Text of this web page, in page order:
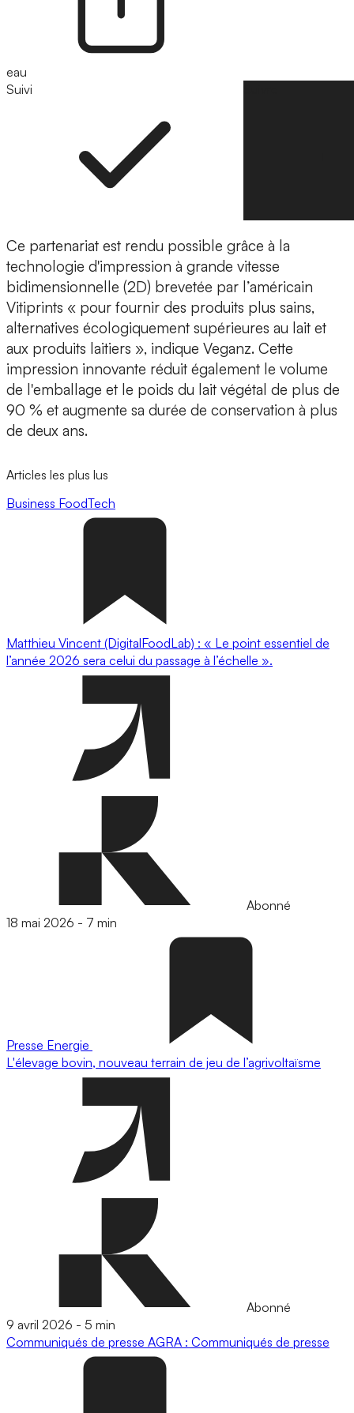
eau
Suivi
Ce partenariat est rendu possible grâce à la
technologie d'impression à grande vitesse
bidimensionnelle (2D) brevetée par l’américain
Vitiprints « pour fournir des produits plus sains,
alternatives écologiquement supérieures au lait et
aux produits laitiers », indique Veganz. Cette
impression innovante réduit également le volume
de l'emballage et le poids du lait végétal de plus de
90 % et augmente sa durée de conservation à plus
de deux ans.
Articles les plus lus
Business FoodTech
Matthieu Vincent (DigitalFoodLab) : « Le point essentiel de
l’année 2026 sera celui du passage à l’échelle ».
Abonné
18 mai 2026 - 7 min
Presse Energie
L'élevage bovin, nouveau terrain de jeu de l’agrivoltaïsme
Abonné
9 avril 2026 - 5 min
Communiqués de presse AGRA : Communiqués de presse